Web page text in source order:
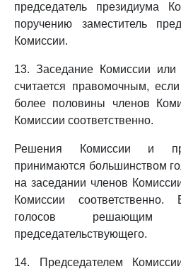
председатель президиума
поручению заместитель
Комиссии.
13. Заседание Комиссии или
считается правомочным,
более половины членов
Комиссии соответственно.
Решения Комиссии и
принимаются большинством
на заседании членов
Комиссии
голосов решающим
председательствующего.
14. Председателем